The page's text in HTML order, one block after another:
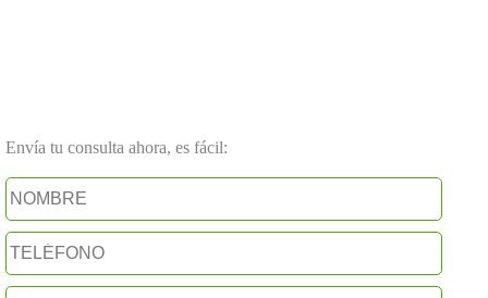
Envía tu consulta ahora, es fácil: